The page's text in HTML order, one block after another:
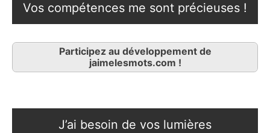
Vos compétences me sont précieuses !
Participez au développement de
jaimelesmots.com !
J’ai besoin de vos lumières